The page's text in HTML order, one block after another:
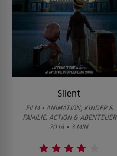
Silent
FILM • ANIMATION, KINDER &
FAMILIE, ACTION & ABENTEUER
2014 • 3 MIN.